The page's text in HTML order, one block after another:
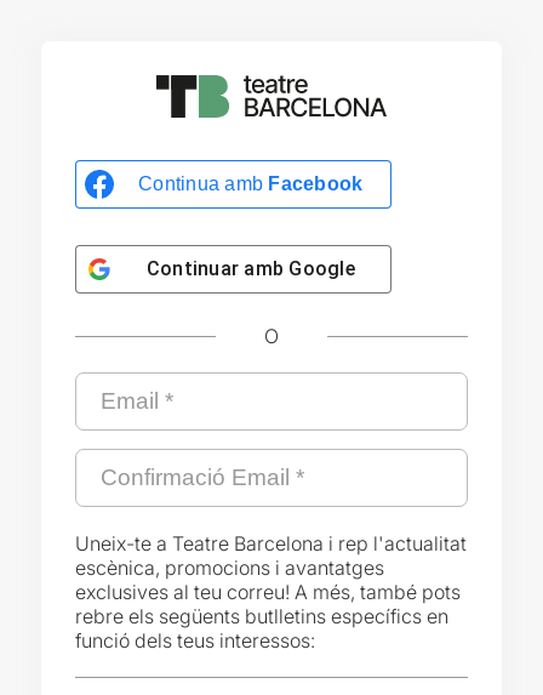
Continua amb Facebook
Continuar amb Google
O
Uneix-te a Teatre Barcelona i rep l'actualitat
escènica, promocions i avantatges
exclusives al teu correu! A més, també pots
rebre els següents butlletins específics en
funció dels teus interessos: